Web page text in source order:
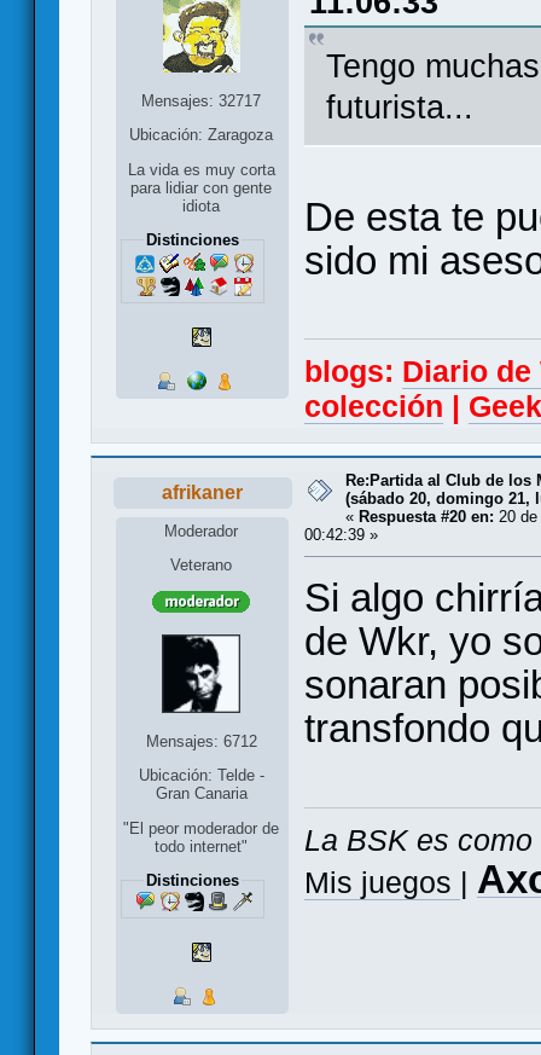
Mensajes: 32717
Ubicación: Zaragoza
La vida es muy corta
para lidiar con gente
idiota
Distinciones
Tengo
futurista...
De esta te
sido mi
blogs: Diario
colección
afrikaner
Moderador
Veterano
Mensajes: 6712
Ubicación: Telde -
Gran Canaria
"El peor moderador de
todo internet"
Distinciones
Re:Partida al Club de los
(sábado 20, domingo 21,
« Respuesta #20 en: 20
00:42:39 »
Si algo
de Wkr, yo
sonaran
transfondo
La BSK es
Mis juegos |